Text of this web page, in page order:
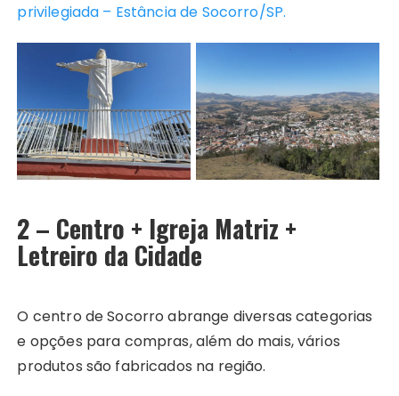
privilegiada – Estância de Socorro/SP.
2 – Centro + Igreja Matriz +
Letreiro da Cidade
O centro de Socorro abrange diversas categorias
e opções para compras, além do mais, vários
produtos são fabricados na região.